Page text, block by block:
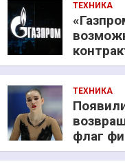
ТЕХНИКА
ТЕХНИКА
флаг